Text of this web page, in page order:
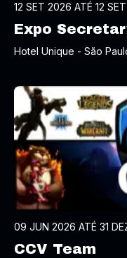
12 SET 2026 ATÉ 12
Expo
Hotel Unique - São
09 JUN 2026 ATÉ 31
CCV Team